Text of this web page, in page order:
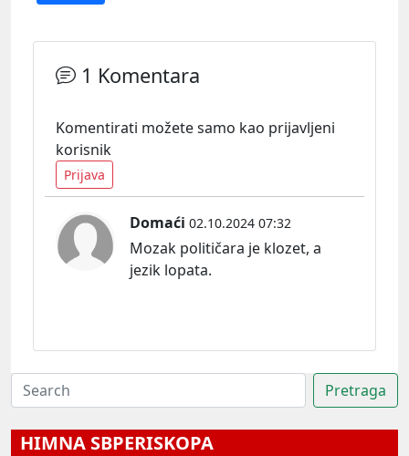
1 Komentara
Komentirati možete samo kao prijavljeni
korisnik
Prijava
Domaći 02.10.2024 07:32
Mozak političara je klozet, a
jezik lopata.
HIMNA SBPERISKOPA